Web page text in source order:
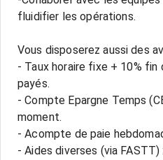
fluidifier les opérations.
Vous disposerez aussi des
- Taux horaire fixe + 10% fin
payés.
- Compte Epargne Temps
moment.
- Acompte de paie
- Aides diverses (via